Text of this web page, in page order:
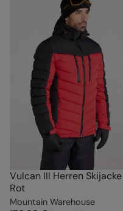
Vulcan III Herren Skijacke
Rot
Mountain Warehouse